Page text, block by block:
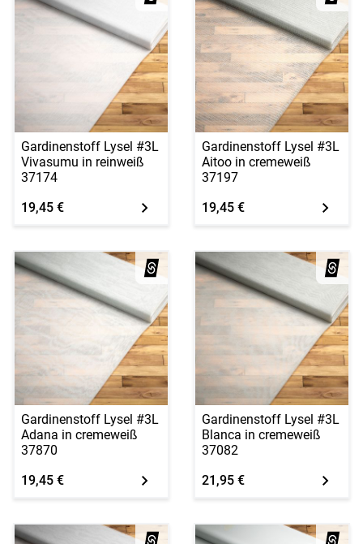
Gardinenstoff Lysel #3L
Vivasumu in reinweiß
37174
19,45 €
Gardinenstoff Lysel #3L
Aitoo in cremeweiß
37197
19,45 €
Gardinenstoff Lysel #3L
Adana in cremeweiß
37870
19,45 €
Gardinenstoff Lysel #3L
Blanca in cremeweiß
37082
21,95 €